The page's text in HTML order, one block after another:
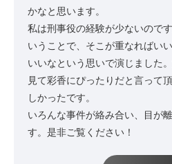
かなと思います。
私は刑事役の経験が少ないので
いうことで、そこが重なればい
いいなという思いで演じました
見て彩香にぴったりだと言って
しかったです。
いろんな事件が絡み合い、目が
す。是非ご覧ください！